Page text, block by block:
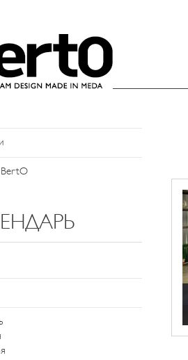
и События
BertO